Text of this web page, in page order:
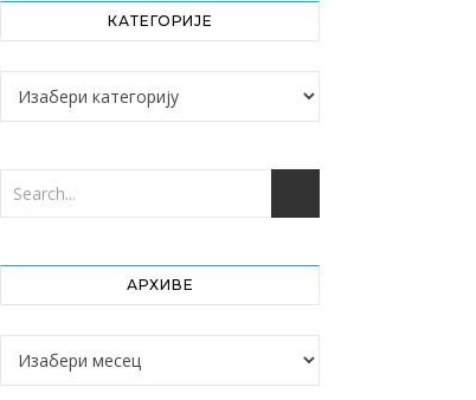
КАТЕГОРИЈЕ
Категорије
АРХИВЕ
Архиве